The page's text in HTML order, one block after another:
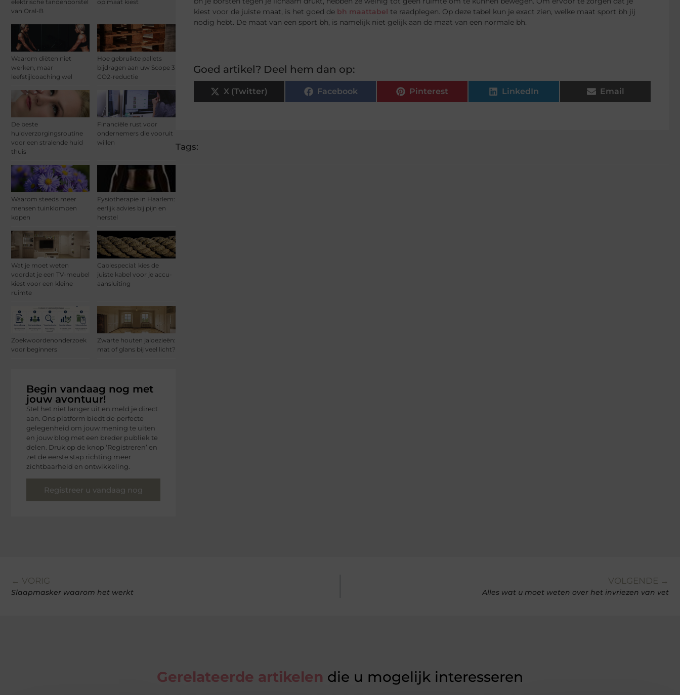
elektrische tandenborstel
van Oral-B
op maat kiest
Waarom diëten niet
werken, maar
leefstijlcoaching wel
Hoe gebruikte pallets
bijdragen aan uw Scope 3
CO2-reductie
De beste
huidverzorgingsroutine
voor een stralende huid
thuis
Financiële rust voor
ondernemers die vooruit
willen
Waarom steeds meer
mensen tuinklompen
kopen
Fysiotherapie in Haarlem:
eerlijk advies bij pijn en
herstel
Wat je moet weten
voordat je een TV-meubel
kiest voor een kleine
ruimte
Cablespecial: kies de
juiste kabel voor je accu-
aansluiting
Zoekwoordenonderzoek
voor beginners
Zwarte houten jaloezieën:
mat of glans bij veel licht?
Begin vandaag nog met
jouw avontuur!
Stel het niet langer uit en meld je direct
aan. Ons platform biedt de perfecte
gelegenheid om jouw mening te uiten
en jouw blog met een breder publiek te
delen. Druk op de knop ‘Registreren’ en
zet de eerste stap richting meer
zichtbaarheid en ontwikkeling.
Registreer u vandaag nog
kiest voor de juiste maat, is het goed de bh maattabel te raadplegen. Op deze tabel kun je exact zien, welke maat sport bh jij
nodig hebt. De maat van een sport bh, is namelijk niet gelijk aan de maat van een normale bh.
Goed artikel? Deel hem dan op:
X (Twitter) Facebook Pinterest LinkedIn Email
Tags:
← VORIG
Slaapmasker waarom het werkt
VOLGENDE →
Alles wat u moet weten over het invriezen van vet
Gerelateerde artikelen die u mogelijk interesseren